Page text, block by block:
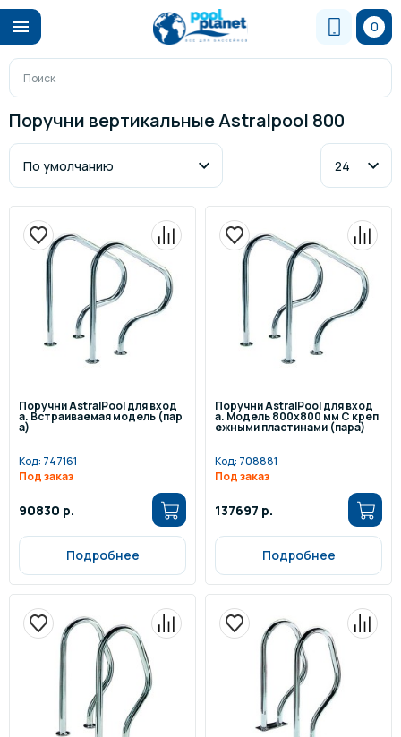
0
Поручни вертикальные Astralpool 800
Поручни AstralPool для вход
а. Встраиваемая модель (пар
а)
Код: 747161
Под заказ
90830 р.
Подробнее
Поручни AstralPool для вход
а. Модель 800х800 мм С креп
ежными пластинами (пара)
Код: 708881
Под заказ
137697 р.
Подробнее